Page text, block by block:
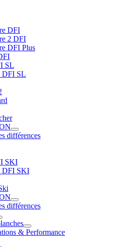
DFI
2 DFI
DFI Plus
SL
DFI SL
différences
SKI
DFI SKI
différences
& Performance